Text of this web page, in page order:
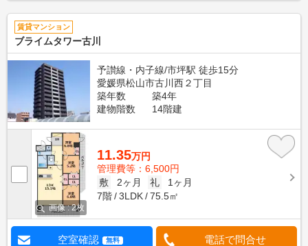
賃貸マンション
ブライムタワー古川
予讃線・内子線/市坪駅 徒歩15分
愛媛県松山市古川西２丁目
築年数
築4年
建物階数
14階建
画像 : 2枚
11.35万円
管理費等：6,500円
敷
2ヶ月 礼
1ヶ月
7階
3LDK 75.5㎡
空室確認 無料 電話で問合せ